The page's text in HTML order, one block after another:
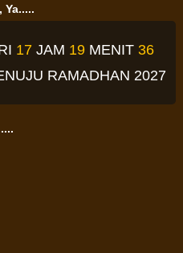
Ya.....
17 JAM 19 MENIT35
RAMADHAN 2027